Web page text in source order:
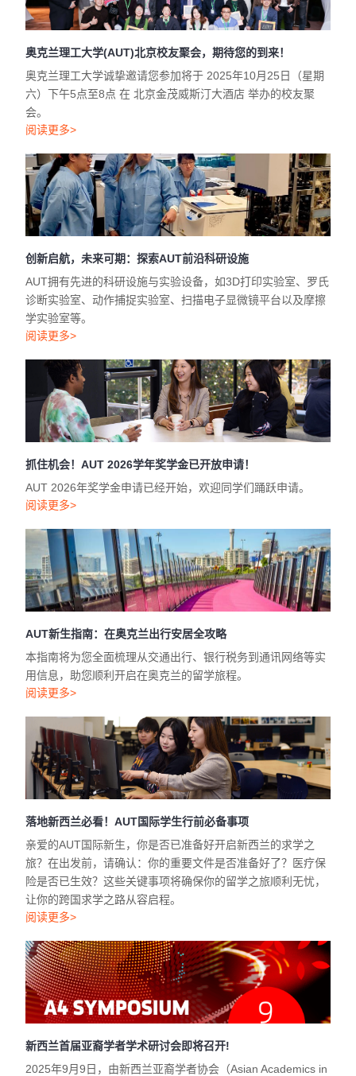
奥克兰理工大学(AUT)北京校友聚会，期待您的到来！
奥克兰理工大学诚挚邀请您参加将于 2025年10月25日（星期
六）下午5点至8点 在 北京金茂威斯汀大酒店 举办的校友聚
会。
阅读更多>
创新启航，未来可期：探索AUT前沿科研设施
AUT拥有先进的科研设施与实验设备，如3D打印实验室、罗氏
诊断实验室、动作捕捉实验室、扫描电子显微镜平台以及摩擦
学实验室等。
阅读更多>
抓住机会！AUT 2026学年奖学金已开放申请！
AUT 2026年奖学金申请已经开始，欢迎同学们踊跃申请。
阅读更多>
AUT新生指南：在奥克兰出行安居全攻略
本指南将为您全面梳理从交通出行、银行税务到通讯网络等实
用信息，助您顺利开启在奥克兰的留学旅程。
阅读更多>
落地新西兰必看！AUT国际学生行前必备事项
亲爱的AUT国际新生，你是否已准备好开启新西兰的求学之
旅？在出发前，请确认：你的重要文件是否准备好了？医疗保
险是否已生效？这些关键事项将确保你的留学之旅顺利无忧，
让你的跨国求学之路从容启程。
阅读更多>
新西兰首届亚裔学者学术研讨会即将召开!
2025年9月9日，由新西兰亚裔学者协会（Asian Academics in